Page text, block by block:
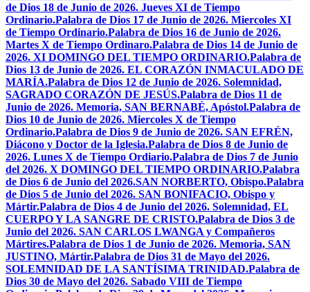
de Dios 18 de Junio de 2026. Jueves XI de Tiempo
Ordinario.Palabra de Dios 17 de Junio de 2026. Miercoles XI
de Tiempo Ordinario.Palabra de Dios 16 de Junio de 2026.
Martes X de Tiempo Ordinaro.Palabra de Dios 14 de Junio de
2026. XI DOMINGO DEL TIEMPO ORDINARIO.Palabra de
Dios 13 de Junio de 2026. EL CORAZÓN INMACULADO DE
MARÍA.Palabra de Dios 12 de Junio de 2026. Solemnidad,
SAGRADO CORAZÓN DE JESÚS.Palabra de Dios 11 de
Junio de 2026. Memoria, SAN BERNABÉ, Apóstol.Palabra de
Dios 10 de Junio de 2026. Miercoles X de Tiempo
Ordinario.Palabra de Dios 9 de Junio de 2026. SAN EFRÉN,
Diácono y Doctor de la Iglesia.Palabra de Dios 8 de Junio de
2026. Lunes X de Tiempo Ordiario.Palabra de Dios 7 de Junio
del 2026. X DOMINGO DEL TIEMPO ORDINARIO.Palabra
de Dios 6 de Junio del 2026.SAN NORBERTO, Obispo.Palabra
de Dios 5 de Junio del 2026. SAN BONIFACIO, Obispo y
Mártir.Palabra de Dios 4 de Junio del 2026. Solemnidad, EL
CUERPO Y LA SANGRE DE CRISTO.Palabra de Dios 3 de
Junio del 2026. SAN CARLOS LWANGA y Compañeros
Mártires.Palabra de Dios 1 de Junio de 2026. Memoria, SAN
JUSTINO, Mártir.Palabra de Dios 31 de Mayo del 2026.
SOLEMNIDAD DE LA SANTÍSIMA TRINIDAD.Palabra de
Dios 30 de Mayo del 2026. Sabado VIII de Tiempo